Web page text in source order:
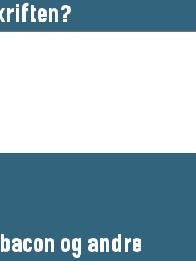
og andre